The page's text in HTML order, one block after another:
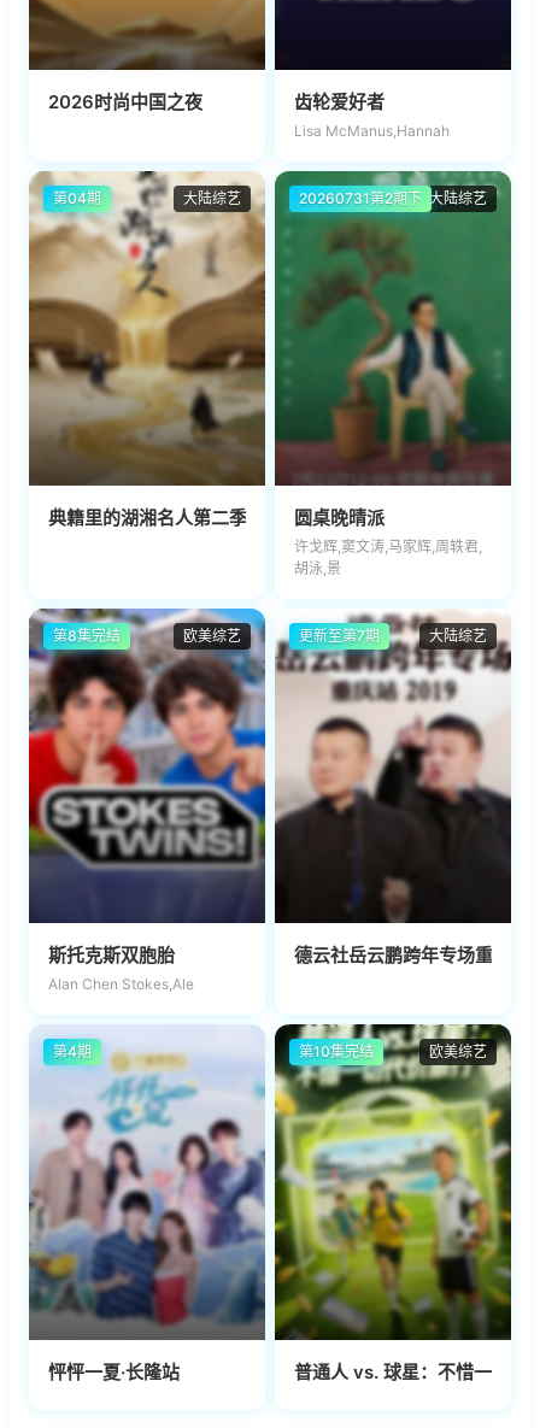
2026时尚中国之夜 齿轮爱好者
Lisa McManus,Hannah
大陆综艺
第04期
典籍里的湖湘名人第二季
大陆综艺
20260731第2期下
圆桌晚晴派
许戈辉,窦文涛,马家辉,周轶君,
胡泳,景
欧美综艺
第8集完结
斯托克斯双胞胎
Alan Chen Stokes,Ale
大陆综艺
更新至第7期
德云社岳云鹏跨年专场重庆站
第4期
怦怦一夏·长隆站
欧美综艺
第10集完结
普通人 vs. 球星：不惜一切代